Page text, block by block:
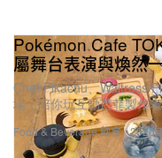
Food & Beverage 飲食
Pokémon Cafe
屬舞台表演與煥然
Chef Pikachu、Waitress
場，陪你玩互動芭菲製作
2026